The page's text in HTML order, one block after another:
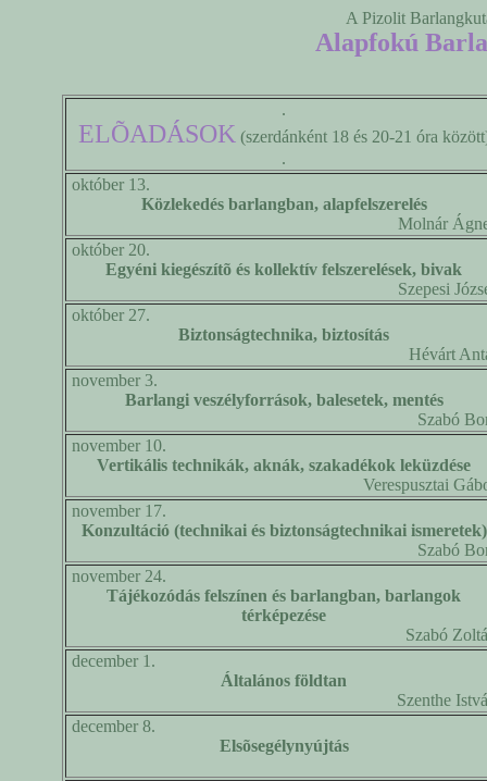
A Pizolit
Alapfokú
.
ELÕADÁSOK (szerdánként 18 és 20-21 óra
.
október 13.
Közlekedés barlangban, alapfelszerelés
Molnár
október 20.
Egyéni kiegészítõ és kollektív felszerelések, bivak
Szepesi
október 27.
Biztonságtechnika, biztosítás
Hévárt
november 3.
Barlangi veszélyforrások, balesetek, mentés
Szabó
november 10.
Vertikális technikák, aknák, szakadékok leküzdése
Verespusztai
november 17.
Konzultáció (technikai és biztonságtechnikai ismeretek)
Szabó
november 24.
Tájékozódás felszínen és barlangban, barlangok
térképezése
Szabó
december 1.
Általános földtan
Szenthe
december 8.
Elsõsegélynyújtás